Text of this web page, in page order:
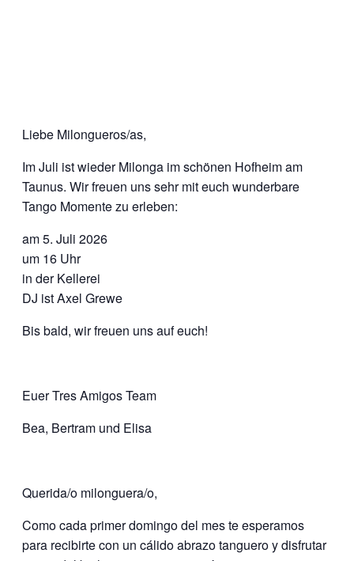
Liebe Milongueros/as,
Im Juli ist wieder Milonga im schönen Hofheim am
Taunus. Wir freuen uns sehr mit euch wunderbare
Tango Momente zu erleben:
am 5. Juli 2026
um 16 Uhr
in der Kellerei
DJ ist Axel Grewe
Bis bald, wir freuen uns auf euch!
Euer Tres Amigos Team
Bea, Bertram und Elisa
Querida/o milonguera/o,
Como cada primer domingo del mes te esperamos
para recibirte con un cálido abrazo tanguero y disfrutar